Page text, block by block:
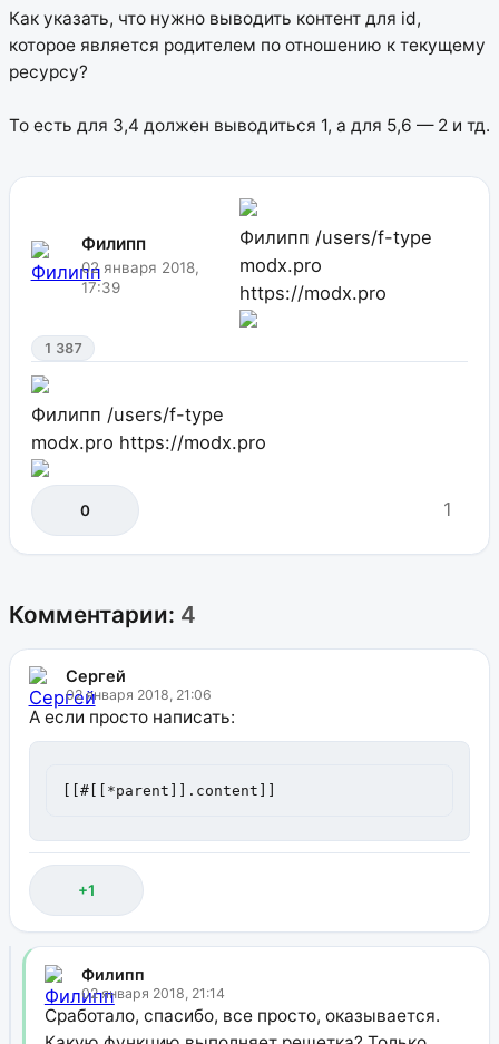
Как указать, что нужно выводить контент для id,
которое является родителем по отношению к текущему
ресурсу?
То есть для 3,4 должен выводиться 1, а для 5,6 — 2 и тд.
Филипп
02 января 2018,
17:39
Филипп /users/f-type
modx.pro
https://modx.pro
1 387
Филипп /users/f-type
modx.pro https://modx.pro
0 1
Комментарии: 4
Сергей
02 января 2018, 21:06
А если просто написать:
[[#[[*parent]].content]]
+1
Филипп
02 января 2018, 21:14
Сработало, спасибо, все просто, оказывается.